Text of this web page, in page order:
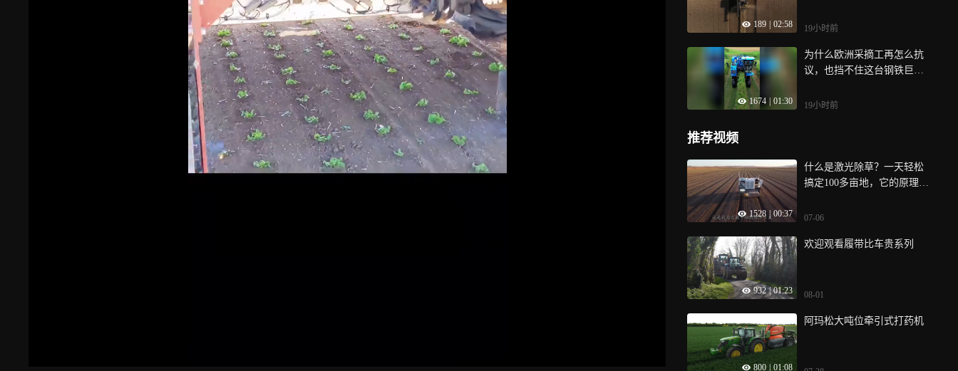
189 02:58 19小时前
1674 01:30
为什么欧洲采摘工再怎么抗
议，也挡不住这台钢铁巨兽
19小时前
推荐视频
1528 | 00:37
什么是激光除草？一天轻松
搞定100多亩地，它的原理是
07-06
932 | 01:23
欢迎观看履带比车贵系列
08-01
800 01:08
阿玛松大吨位牵引式打药机